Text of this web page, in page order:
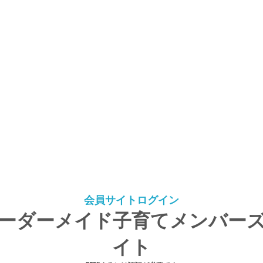
会員サイトログイン
ダーメイド子育てメンバー
イト